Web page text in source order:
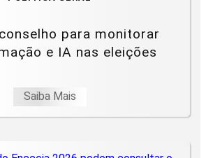
para monitorar
e IA nas eleições
Saiba Mais